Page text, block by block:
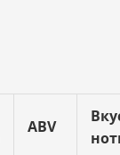
ABV